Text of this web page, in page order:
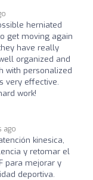
herniated
get moving again
have really
organized and
with personalized
very effective.
work!
ago
kinesica,
y retomar el
para mejorar y
deportiva.